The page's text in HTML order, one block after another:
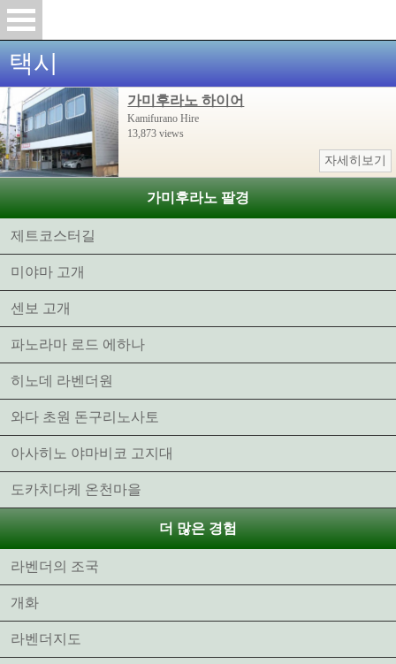
택시
가미후라노 하이어
Kamifurano Hire
13,873 views
자세히보기
가미후라노 팔경
제트코스터길
미야마 고개
센보 고개
파노라마 로드 에하나
히노데 라벤더원
와다 초원 돈구리노사토
아사히노 야마비코 고지대
도카치다케 온천마을
더 많은 경험
라벤더의 조국
개화
라벤더지도